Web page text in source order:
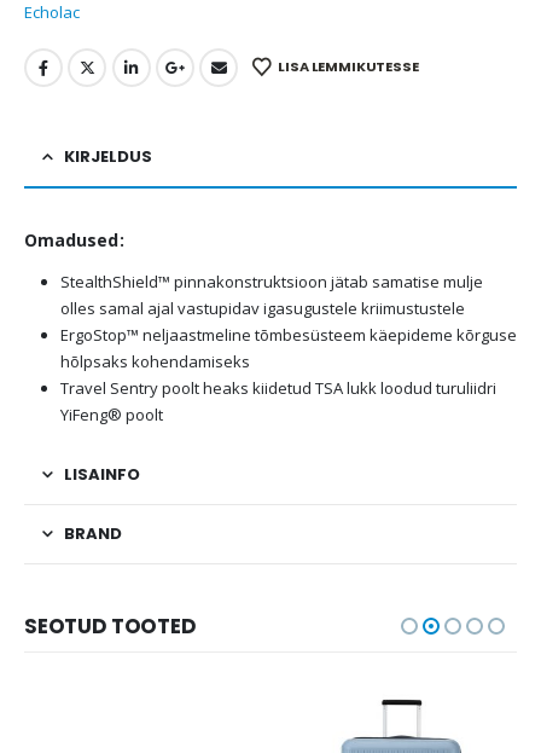
Echolac
LISA LEMMIKUTESSE
KIRJELDUS
Omadused:
StealthShield™ pinnakonstruktsioon jätab samatise mulje
olles samal ajal vastupidav igasugustele kriimustustele
ErgoStop™ neljaastmeline tõmbesüsteem käepideme kõrguse
hõlpsaks kohendamiseks
Travel Sentry poolt heaks kiidetud TSA lukk loodud turuliidri
YiFeng® poolt
LISAINFO
BRAND
SEOTUD TOOTED